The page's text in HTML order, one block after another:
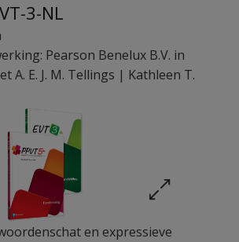
en expressieve
3-NL
Pearson Benelux B.V. in
A. E. J. M. Tellings | Kathleen T.